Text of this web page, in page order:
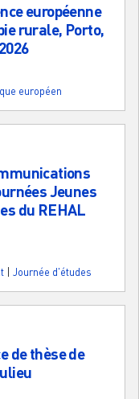
européenne
rurale, Porto,
européen
Jeunes
du REHAL
Journée d'études
de thèse de